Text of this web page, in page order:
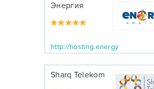
Энергия
http://hosting.energy
Sharq Telekom